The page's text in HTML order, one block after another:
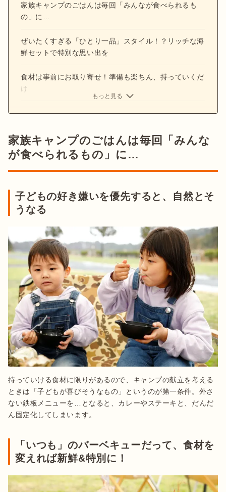
家族キャンプのごはんは毎回「みんなが食べられるも
の」に…
ぜいたくすぎる「ひとり一品」スタイル！？リッチな海
鮮セットで特別な思い出を
食材は事前にお取り寄せ！準備も楽ちん、持っていくだ
け
もっと見る
家族キャンプのごはんは毎回「みんな
が食べられるもの」に…
子どもの好き嫌いを優先すると、自然とそ
うなる
持っていける食材に限りがあるので、キャンプの献立を考える
ときは「子どもが喜びそうなもの」というのが第一条件。外さ
ない鉄板メニューを…となると、カレーやステーキと、だんだ
ん固定化してしまいます。
「いつも」のバーベキューだって、食材を
変えれば新鮮&特別に！